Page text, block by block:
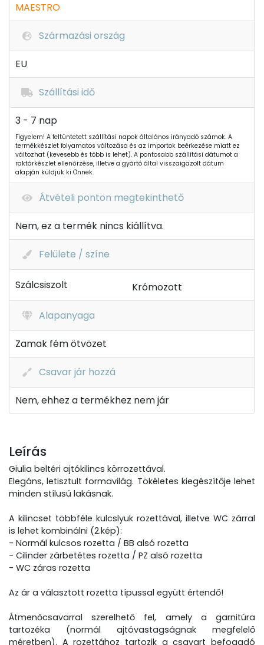
MAESTRO
Származási ország
EU
Szállítási idő
3 - 7 nap
Figyelem! A feltüntetett szállítási napok általános irányadó számok. A
termékkészlet folyamatos változása és az importok beérkezése miatt ez
változhat (kevesebb és több is lehet). A pontosabb szállítási dátumot a
raktárkészlet ellenőrzése, illetve a gyártó által visszaigazolt dátum
alapján küldjük ki Önnek.
Átvételi ponton megtekinthető
Nem, ez a termék nincs kiállítva.
Felülete / színe
Szálcsiszolt Krómozott
Alapanyaga
Zamak fém ötvözet
Csavar jár hozzá
Nem, ehhez a termékhez nem jár
Leírás
Giulia beltéri ajtókilincs körrozettával.
Elegáns, letisztult formavilág. Tökéletes kiegészítője lehet
minden stílusú lakásnak.
A kilincset többféle kulcslyuk rozettával, illetve WC zárral
is lehet kombinálni (2.kép):
- Normál kulcsos rozetta / BB alsó rozetta
- Cilinder zárbetétes rozetta / PZ alsó rozetta
- WC záras rozetta
Az ár a választott rozetta típussal együtt értendő!
Átmenőcsavarral szerelhető fel, amely a garnitúra
tartozéka (normál ajtóvastagságnak megfelelő
méretben). A rozettához tartozik a csavart befogadó